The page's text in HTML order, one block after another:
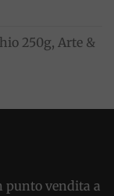
250g, Arte &
punto vendita a